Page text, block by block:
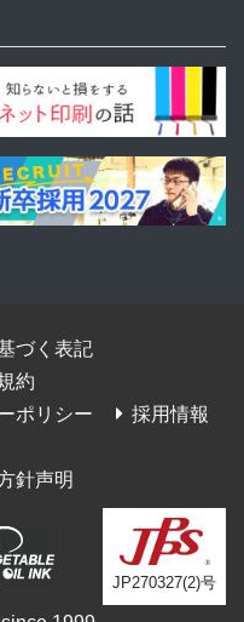
づく表記
約
ポリシー
採用情報
針声明
JP270327(2)号